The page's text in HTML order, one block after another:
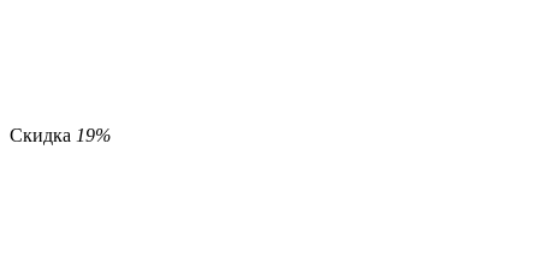
Скидка 19%